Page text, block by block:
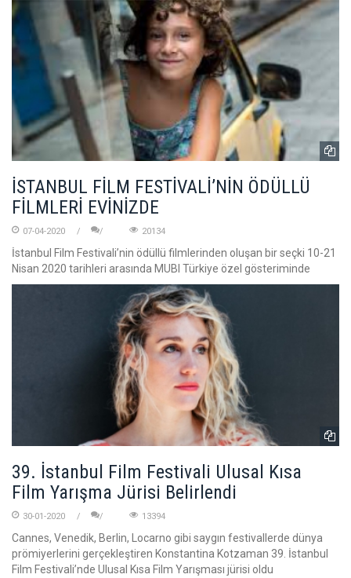
İSTANBUL FİLM FESTİVALİ’NİN ÖDÜLLÜ
FİLMLERİ EVİNİZDE
07-04-2020 20134
İstanbul Film Festivali’nin ödüllü filmlerinden oluşan bir seçki 10-21
Nisan 2020 tarihleri arasında MUBI Türkiye özel gösteriminde
39. İstanbul Film Festivali Ulusal Kısa
Film Yarışma Jürisi Belirlendi
30-01-2020 13394
Cannes, Venedik, Berlin, Locarno gibi saygın festivallerde dünya
prömiyerlerini gerçekleştiren Konstantina Kotzaman 39. İstanbul
Film Festivali’nde Ulusal Kısa Film Yarışması jürisi oldu